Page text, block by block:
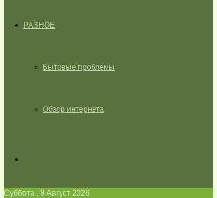
РАЗНОЕ
Бытовые проблемы
Обзор интернета
Суббота , 8 Август 2026